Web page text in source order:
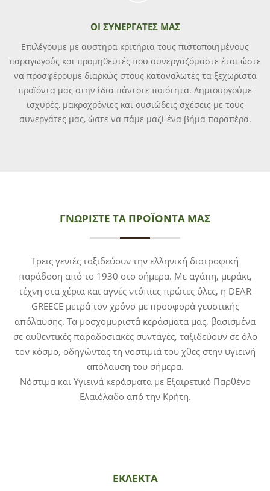
ΟΙ ΣΥΝΕΡΓΆΤΕΣ ΜΑΣ
Επιλέγουμε με αυστηρά κριτήρια τους πιστοποιημένους
παραγωγούς και προμηθευτές που συνεργαζόμαστε έτσι ώστε
να προσφέρουμε διαρκώς στους καταναλωτές τα ξεχωριστά
προϊόντα μας στην ίδια πάντοτε ποιότητα. Δημιουργούμε
ισχυρές, μακροχρόνιες και ουσιώδεις σχέσεις με τους
συνεργάτες μας, ώστε να πάμε μαζί ένα βήμα παραπέρα.
ΓΝΩΡΊΣΤΕ ΤΑ ΠΡΟΪΌΝΤΑ ΜΑΣ
Τρεις γενιές ταξιδεύουν την ελληνική διατροφική
παράδοση από το 1930 στο σήμερα. Με αγάπη, μεράκι,
τέχνη στα χέρια και αγνές ντόπιες πρώτες ύλες, η DEAR
GREECE μετρά τον χρόνο με προσφορά γευστικής
απόλαυσης. Τα μοσχομυριστά κεράσματα μας, βασισμένα
σε αυθεντικές παραδοσιακές συνταγές, ταξιδεύουν σε όλο
τον κόσμο, οδηγώντας τη νοστιμιά του χθες στην υγιεινή
απόλαυση του σήμερα.
Νόστιμα και Υγιεινά κεράσματα με Εξαιρετικό Παρθένο
Ελαιόλαδο από την Κρήτη.
ΕΚΛΕΚΤΑ